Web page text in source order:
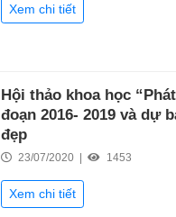
Xem chi tiết
Hội thảo khoa học
đoạn 2016- 2019 và dự
đẹp
23/07/2020 | 1453
Xem chi tiết